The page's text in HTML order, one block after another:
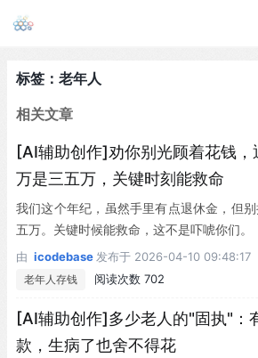
标签：老年人
相关文章
[AI辅助创作]劝你别光顾着花钱，
万是三五万，关键时刻能救命
我们这个年纪，虽然手里有点退休金，但
五万。关键时候能救命，这不是吓唬你们。
由 icodebase 发布于 2026-04-10 09:48:17
老年人存钱
阅读次数 702
[AI辅助创作]多少老人的"固执"：
款，生病了也舍不得花